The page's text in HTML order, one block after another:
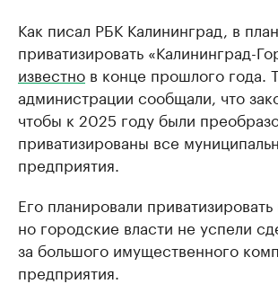
Как писал РБК Калининград, в
приватизировать «Калининград-
известно в конце прошлого года.
администрации сообщали, что
чтобы к 2025 году были
приватизированы все
предприятия.
Его планировали
но городские власти не успели
за большого имущественного
предприятия.